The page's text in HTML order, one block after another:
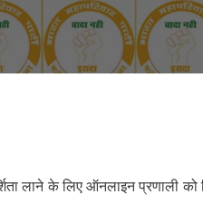
लाने के लिए ऑनलाइन प्रणाली